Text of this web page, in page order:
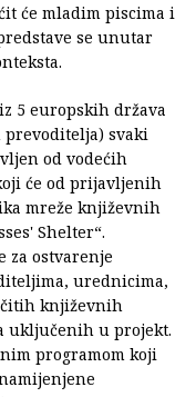
će mladim piscima i
se unutar
5 europskih država
svaki
od vodećih
će od prijavljenih
mreže književnih
Shelter“.
za ostvarenje
urednicima,
književnih
uključenih u projekt.
programom koji